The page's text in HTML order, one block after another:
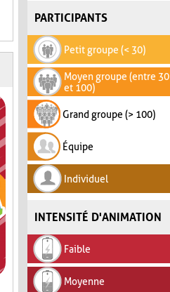
PARTICIPANTS
Petit groupe (< 30)
Moyen groupe (entre 30
et 100)
Grand groupe (> 100)
Équipe
Individuel
INTENSITÉ D'ANIMATION
Faible
Moyenne